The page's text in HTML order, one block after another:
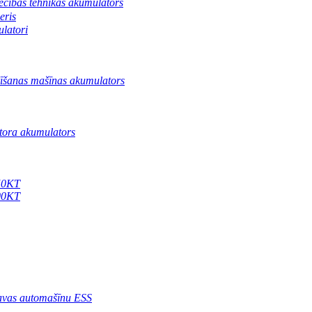
tehnikas akumulators
mašīnas akumulators
akumulators
automašīnu ESS